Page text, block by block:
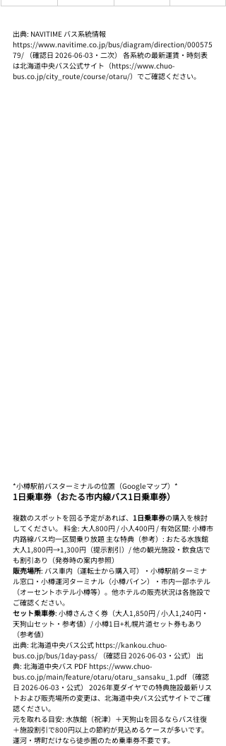
出典: NAVITIME バス系統情報
https://www.navitime.co.jp/bus/diagram/direction/000575
79/ （確認日 2026-06-03・二次） 各系統の最新運賃・時刻表
は北海道中央バス公式サイト（https://www.chuo-
bus.co.jp/city_route/course/otaru/）でご確認ください。
*小樽駅前バスターミナルの位置（Googleマップ）*
1日乗車券（おたる市内線バス1日乗車券）
複数のスポットを回る予定があれば、 1日乗車券の購入を検討
してください。 料金: 大人800円 / 小人400円 / 有効区間: 小樽市
内路線バス均一区間乗り放題 主な特典（参考）: おたる水族館
大人1,800円→1,300円（提示割引）/ 他の観光施設・飲食店で
も割引あり（発券時の案内参照）
販売場所: バス車内（運転士から購入可）・小樽駅前ターミナ
ル窓口・小樽運河ターミナル（小樽バイン）・市内一部ホテル
（オーセントホテル小樽等）。他ホテルの販売状況は各施設で
ご確認ください。
セット乗車券: 小樽さんさく券（大人1,850円 / 小人1,240円・
天狗山セット・参考値）/ 小樽1日+札幌片道セット券もあり
（参考値）
出典: 北海道中央バス公式 https://kankou.chuo-
bus.co.jp/bus/1day-pass/ （確認日 2026-06-03・公式） 出
典: 北海道中央バス PDF https://www.chuo-
bus.co.jp/main/feature/otaru/otaru_sansaku_1.pdf （確認
日 2026-06-03・公式） 2026年夏ダイヤでの特典施設最新リス
トおよび販売場所の変更は、北海道中央バス公式サイトでご確
認ください。
元を取れる目安: 水族館（祝津）＋天狗山を回るならバス往復
＋施設割引で800円以上の節約が見込めるケースが多いです。
運河・堺町だけなら徒歩圏のため乗車券不要です。